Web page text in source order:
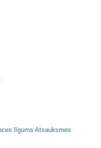
līgums Atsauksmes